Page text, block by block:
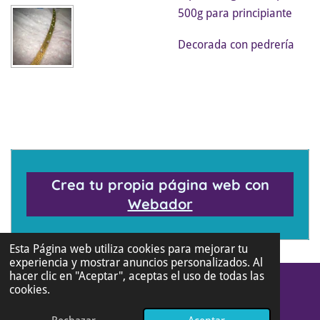
Esta Página web utiliza cookies para mejorar tu
experiencia y mostrar anuncios personalizados. Al
hacer clic en "Aceptar", aceptas el uso de todas las
cookies.
500g para principiante
Decorada con pedrería
Crea tu propia página web con
Webador
© 2024 Dartist Creaciones